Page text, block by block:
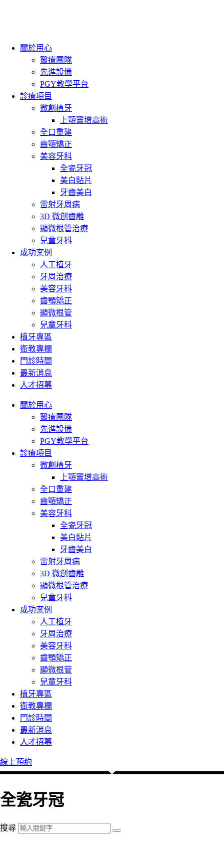
關於用心
醫療團隊
先進設備
PGY教學平台
診療項目
微創植牙
上顎竇增高術
全口重建
齒顎矯正
美容牙科
全瓷牙冠
美白貼片
牙齒美白
雷射牙周病
3D 微創齒雕
顯微根管治療
兒童牙科
成功案例
人工植牙
牙周治療
美容牙科
齒顎矯正
顯微根管
兒童牙科
植牙專區
衛教專欄
門診時間
最新消息
人才招募
關於用心
醫療團隊
先進設備
PGY教學平台
診療項目
微創植牙
上顎竇增高術
全口重建
齒顎矯正
美容牙科
全瓷牙冠
美白貼片
牙齒美白
雷射牙周病
3D 微創齒雕
顯微根管治療
兒童牙科
成功案例
人工植牙
牙周治療
美容牙科
齒顎矯正
顯微根管
兒童牙科
植牙專區
衛教專欄
門診時間
最新消息
人才招募
線上預約
全瓷牙冠
搜尋